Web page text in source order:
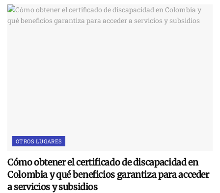
OTROS LUGARES
Cómo obtener el certificado de discapacidad en
Colombia y qué beneficios garantiza para acceder
a servicios y subsidios